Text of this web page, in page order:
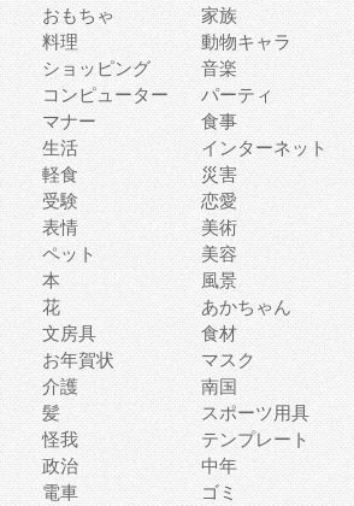
おもちゃ
家族
料理
動物キャラ
ショッピング
音楽
コンピューター
パーティ
マナー
食事
生活
インターネット
軽食
災害
受験
恋愛
表情
美術
ペット
美容
本
風景
花
あかちゃん
文房具
食材
お年賀状
マスク
介護
南国
髪
スポーツ用具
怪我
テンプレート
政治
中年
電車
ゴミ